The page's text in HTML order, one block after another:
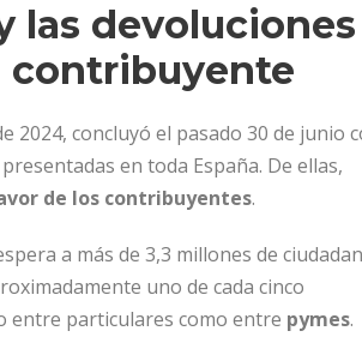
las devoluciones
contribuyente
2024, concluyó el pasado 30 de junio
en toda España. De ellas,
de los contribuyentes.
a más de 3,3 millones de
uno de cada cinco
entre particulares como entre pymes.